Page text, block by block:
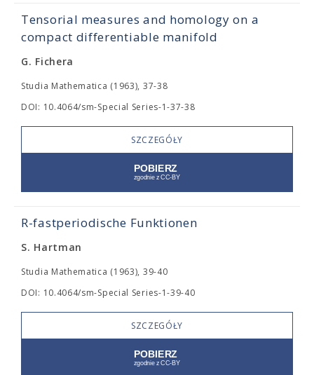
Tensorial measures and homology on a
compact differentiable manifold
G. Fichera
Studia Mathematica (1963), 37-38
DOI: 10.4064/sm-Special Series-1-37-38
SZCZEGÓŁY
R-fastperiodische Funktionen
S. Hartman
Studia Mathematica (1963), 39-40
DOI: 10.4064/sm-Special Series-1-39-40
SZCZEGÓŁY